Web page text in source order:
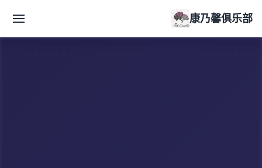
康乃馨俱乐部